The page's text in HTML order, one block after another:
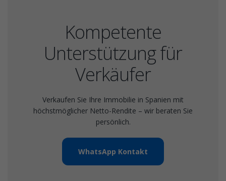
Kompetente
Unterstützung für
Verkäufer
Verkaufen Sie Ihre Immobilie in Spanien mit
höchstmöglicher Netto-Rendite – wir beraten Sie
persönlich.
WhatsApp Kontakt